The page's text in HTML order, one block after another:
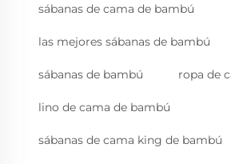
sábanas de cama de bambú
las mejores sábanas de bambú
sábanas de bambú ropa de
lino de cama de bambú
sábanas de cama king de bambú